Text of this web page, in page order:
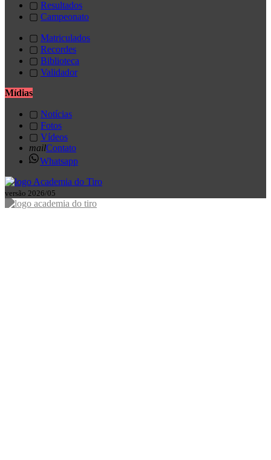
▢ Resultados
▢ Campeonato
▢ Matriculados
▢ Recordes
▢ Biblioteca
▢ Validador
Mídias
▢ Notícias
▢ Fotos
▢ Vídeos
mailContato
Whatsapp
versão 2026/05